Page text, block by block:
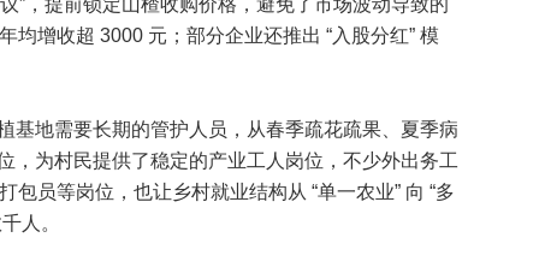
”，提前锁定山楂收购价格，避免了市场波动导致的
增收超 3000 元；部分企业还推出 “入股分红” 模
基地需要长期的管护人员，从春季疏花疏果、夏季病
，为村民提供了稳定的产业工人岗位，不少外出务工
员等岗位，也让乡村就业结构从 “单一农业” 向 “多
人。